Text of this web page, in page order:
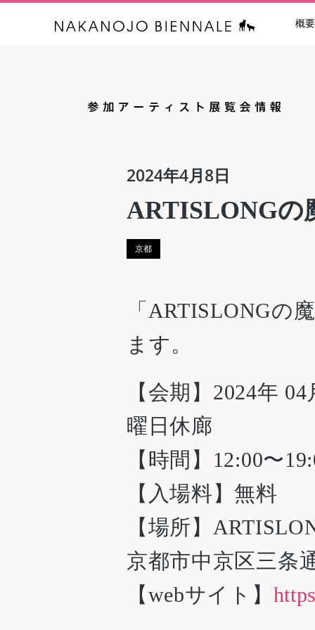
中之条ビエ
概要
2024年4月8日
ARTISLONGの
京都
「ARTISLONGの
ます。
【会期】 2024年 04
曜日休廊
【時間】12:00〜
【入場料】無料
【場所】
京都市中京区三条
【webサイト】